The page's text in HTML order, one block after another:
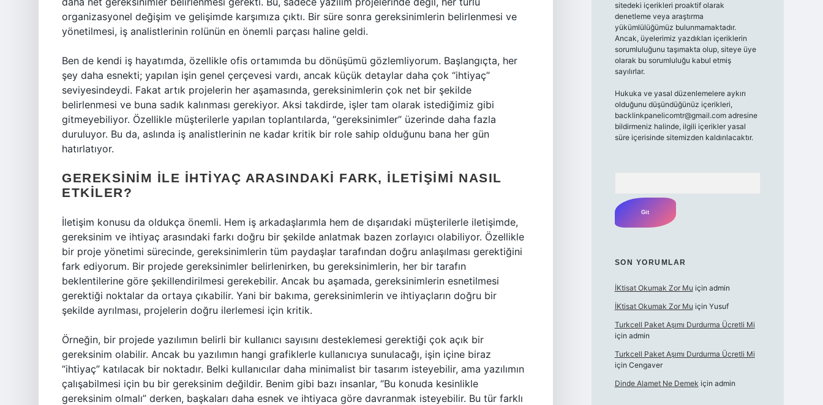
organizasyonel değişim ve gelişimde karşımıza çıktı. Bir süre sonra gereksinimlerin belirlenmesi ve
yönetilmesi, iş analistlerinin rolünün en önemli parçası haline geldi.
Ben de kendi iş hayatımda, özellikle ofis ortamımda bu dönüşümü gözlemliyorum. Başlangıçta, her
şey daha esnekti; yapılan işin genel çerçevesi vardı, ancak küçük detaylar daha çok “ihtiyaç”
seviyesindeydi. Fakat artık projelerin her aşamasında, gereksinimlerin çok net bir şekilde
belirlenmesi ve buna sadık kalınması gerekiyor. Aksi takdirde, işler tam olarak istediğimiz gibi
gitmeyebiliyor. Özellikle müşterilerle yapılan toplantılarda, “gereksinimler” üzerinde daha fazla
duruluyor. Bu da, aslında iş analistlerinin ne kadar kritik bir role sahip olduğunu bana her gün
hatırlatıyor.
GEREKSINIM ILE İHTIYAÇ ARASINDAKI FARK, İLETIŞIMI NASIL
ETKILER?
İletişim konusu da oldukça önemli. Hem iş arkadaşlarımla hem de dışarıdaki müşterilerle iletişimde,
gereksinim ve ihtiyaç arasındaki farkı doğru bir şekilde anlatmak bazen zorlayıcı olabiliyor. Özellikle
bir proje yönetimi sürecinde, gereksinimlerin tüm paydaşlar tarafından doğru anlaşılması gerektiğini
fark ediyorum. Bir projede gereksinimler belirlenirken, bu gereksinimlerin, her bir tarafın
beklentilerine göre şekillendirilmesi gerekebilir. Ancak bu aşamada, gereksinimlerin esnetilmesi
gerektiği noktalar da ortaya çıkabilir. Yani bir bakıma, gereksinimlerin ve ihtiyaçların doğru bir
şekilde ayrılması, projelerin doğru ilerlemesi için kritik.
Örneğin, bir projede yazılımın belirli bir kullanıcı sayısını desteklemesi gerektiği çok açık bir
gereksinim olabilir. Ancak bu yazılımın hangi grafiklerle kullanıcıya sunulacağı, işin içine biraz
“ihtiyaç” katılacak bir noktadır. Belki kullanıcılar daha minimalist bir tasarım isteyebilir, ama yazılımın
çalışabilmesi için bu bir gereksinim değildir. Benim gibi bazı insanlar, “Bu konuda kesinlikle
gereksinim olmalı” derken, başkaları daha esnek ve ihtiyaca göre davranmak isteyebilir. Bu tür farklı
sitedeki içerikleri proaktif olarak
denetleme veya araştırma
yükümlülüğümüz bulunmamaktadır.
Ancak, üyelerimiz yazdıkları içeriklerin
sorumluluğunu taşımakta olup, siteye üye
olarak bu sorumluluğu kabul etmiş
sayılırlar.
Hukuka ve yasal düzenlemelere aykırı
olduğunu düşündüğünüz içerikleri,
backlinkpanelicomtr@gmail.comadresine
bildirmeniz halinde, ilgili içerikler yasal
süre içerisinde sitemizden kaldırılacaktır.
SON YORUMLAR
İKtisat Okumak Zor Mu için admin
İKtisat Okumak Zor Mu için Yusuf
Turkcell Paket Aşımı Durdurma Ücretli Mi
için admin
Turkcell Paket Aşımı Durdurma Ücretli Mi
için Cengaver
Dinde Alamet Ne Demek için admin